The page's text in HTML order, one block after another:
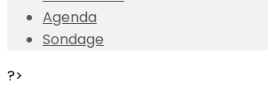
Agenda
Sondage
?>